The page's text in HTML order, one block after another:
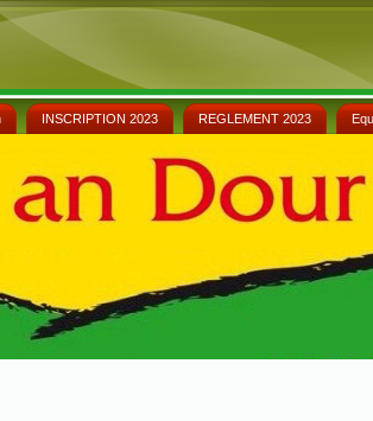
INSCRIPTION 2023 REGLEMENT 2023